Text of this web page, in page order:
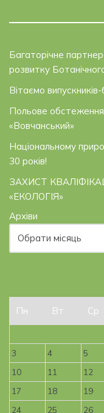
Багаторічне
розвитку
Вітаємо
Польове обстеження
«Вовчанський»
Національному
30 років!
ЗАХИСТ
«ЕКОЛОГІЯ»
Архіви
Пн
Вт Ср
3
4 5
10
11 12
17
18 19
24
25 26